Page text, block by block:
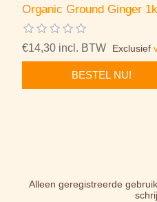
Organic Ground Ginger
€14,30 incl. BTW Exclusief
BESTEL NU!
Alleen geregistreerde